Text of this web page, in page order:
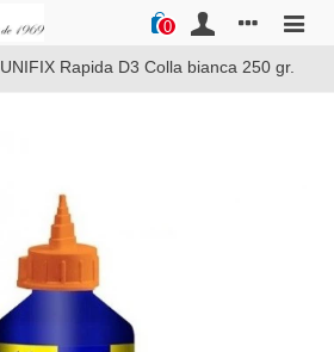
0
UNIFIX Rapida D3 Colla bianca 250 gr.